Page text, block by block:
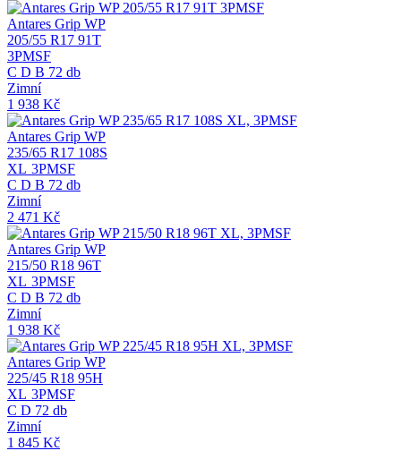
Antares Grip WP
205/55 R17 91T
3PMSF
C D B 72 db
Zimní
1 938 Kč
Antares Grip WP
235/65 R17 108S
XL 3PMSF
C D B 72 db
Zimní
2 471 Kč
Antares Grip WP
215/50 R18 96T
XL 3PMSF
C D B 72 db
Zimní
1 938 Kč
Antares Grip WP
225/45 R18 95H
XL 3PMSF
C D 72 db
Zimní
1 845 Kč